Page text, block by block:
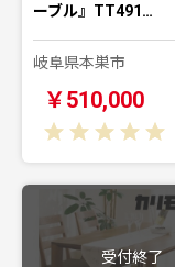
ーブル』TT491…
岐阜県本巣市
￥510,000
受付終了